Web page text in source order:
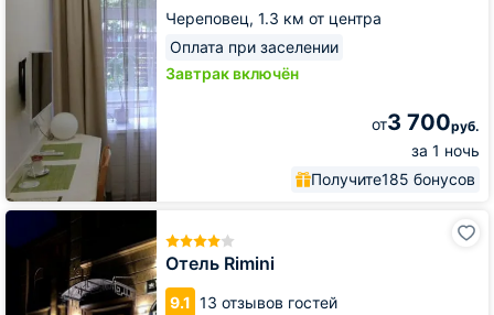
Череповец, 1.3 км от центра
Оплата при заселении
Завтрак включён
от3 700руб.
за 1 ночь
Получите185 бонусов
Отель Rimini
9.1 13 отзывов гостей
Отель
Rimini